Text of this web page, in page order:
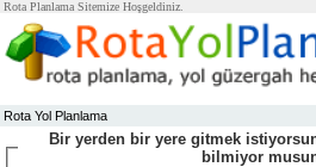
Rota Planlama Sitemize Hoşgeldiniz.
Rota Yol Planlama
Bir yerden bir yere gitmek
bilmiyor